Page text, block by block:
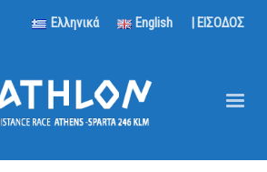
Ελληνικά English | ΕΙΣΟΔΟΣ